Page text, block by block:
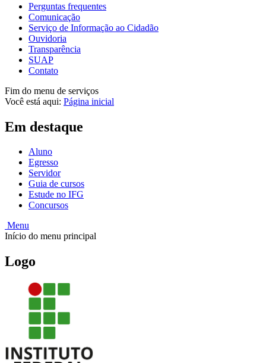
Perguntas frequentes
Comunicação
Serviço de Informação ao Cidadão
Ouvidoria
Transparência
SUAP
Contato
Fim do menu de serviços
Você está aqui: Página inicial
Em destaque
Aluno
Egresso
Servidor
Guia de cursos
Estude no IFG
Concursos
Menu
Início do menu principal
Logo